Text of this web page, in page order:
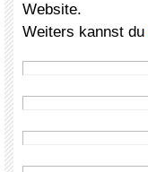
Website.
Weiters kannst du